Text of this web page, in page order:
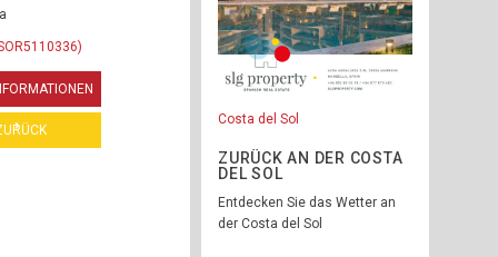
Costa del Sol
ZURÜCK AN DER COSTA
DEL SOL
Entdecken Sie das Wetter an
der Costa del Sol